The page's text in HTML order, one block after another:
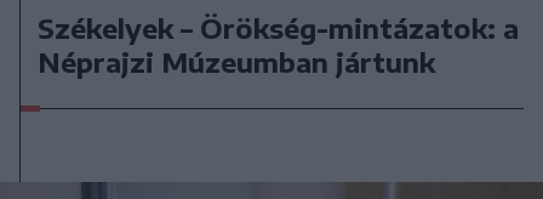
Székelyek – Örökség-mintázatok: a
Néprajzi Múzeumban jártunk